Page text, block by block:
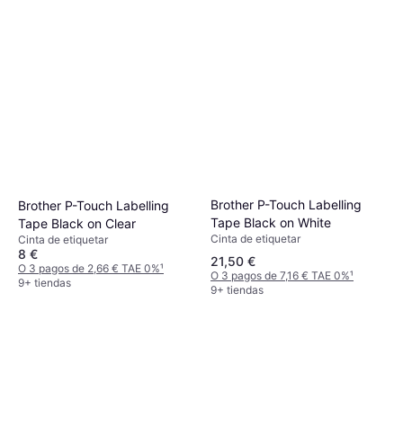
Brother P-Touch Labelling
Tape Black on Clear
Cinta de etiquetar
8 €
O 3 pagos de 2,66 € TAE 0%¹
9+ tiendas
Brother P-Touch Labelling
Tape Black on White
Cinta de etiquetar
21,50 €
O 3 pagos de 7,16 € TAE 0%¹
9+ tiendas